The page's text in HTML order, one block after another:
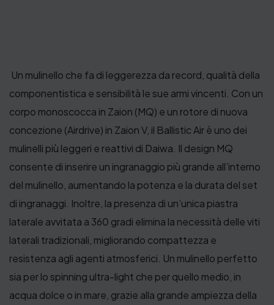
Un mulinello che fa di leggerezza da record, qualità della
componentistica e sensibilità le sue armi vincenti. Con un
corpo monoscocca in Zaion (MQ) e un rotore di nuova
concezione (Airdrive) in Zaion V, il Ballistic Air è uno dei
mulinelli più leggeri e reattivi di Daiwa. Il design MQ
consente di inserire un ingranaggio più grande all’interno
del mulinello, aumentando la potenza e la durata del set
di ingranaggi. Inoltre, la presenza di un’unica piastra
laterale avvitata a 360 gradi elimina la necessità delle viti
laterali tradizionali, migliorando compattezza e
resistenza agli agenti atmosferici. Un mulinello perfetto
sia per lo spinning ultra-light che per quello medio, in
acqua dolce o in mare, grazie alla grande ampiezza della